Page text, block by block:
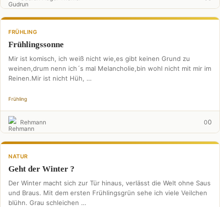
FRÜHLING
Frühlingssonne
Mir ist komisch, ich weiß nicht wie,es gibt keinen Grund zu
weinen,drum nenn ich´s mal Melancholie,bin wohl nicht mit mir im
Reinen.Mir ist nicht Hüh, …
Frühling
Rehmann 00
NATUR
Geht der Winter ?
Der Winter macht sich zur Tür hinaus, verlässt die Welt ohne Saus
und Braus. Mit dem ersten Frühlingsgrün sehe ich viele Veilchen
blühn. Grau schleichen …